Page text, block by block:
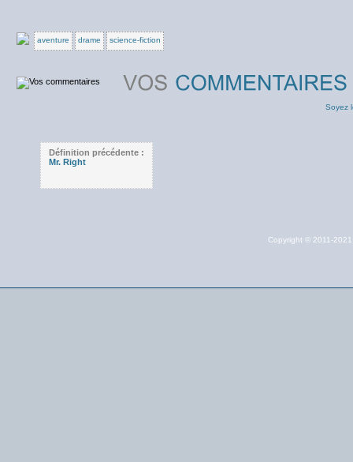
aventure drame science-fiction
Soyez
Définition précédente :
Mr. Right
Copyright © 2011-